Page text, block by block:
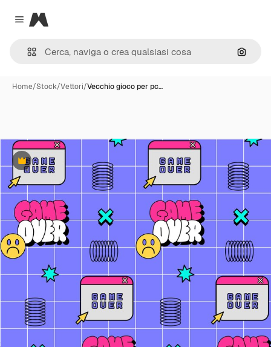
Close menu
Magnific
Cerca
Home/Stock/Vettori/Vecchio gioco per pc…
Premium